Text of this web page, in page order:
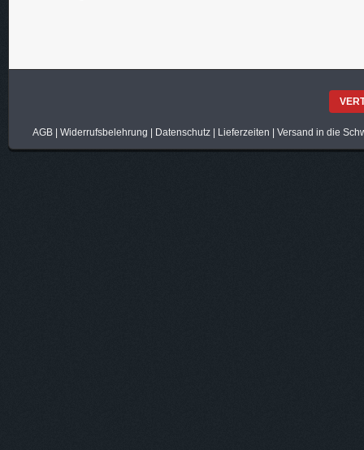
AGB| Widerrufsbelehrung | Datenschutz| Lieferzeiten | Versand in die